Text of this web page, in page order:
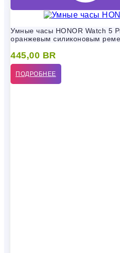
Умные часы HONOR Watch 5
оранжевым силиконовым
445,00 BR
ПОДРОБНЕЕ